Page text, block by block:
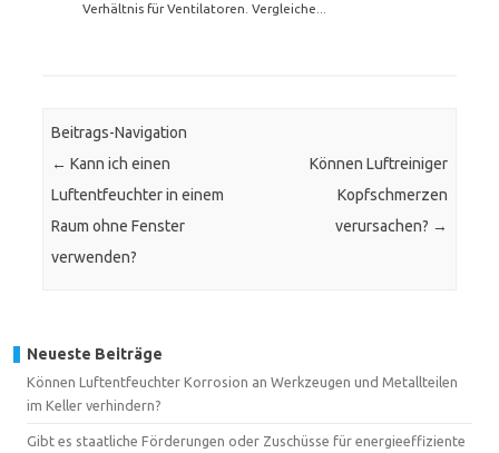
Verhältnis für Ventilatoren. Vergleiche...
Beitrags-Navigation
← Kann ich einen
Luftentfeuchter in einem
Raum ohne Fenster
verwenden?
Können Luftreiniger
Kopfschmerzen
verursachen? →
Neueste Beiträge
Können Luftentfeuchter Korrosion an Werkzeugen und Metallteilen
im Keller verhindern?
Gibt es staatliche Förderungen oder Zuschüsse für energieeffiziente